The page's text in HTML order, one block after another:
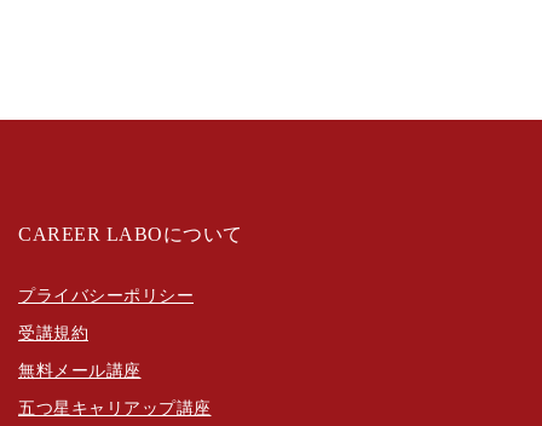
CAREER LABOについて
プライバシーポリシー
受講規約
無料メール講座
五つ星キャリアップ講座